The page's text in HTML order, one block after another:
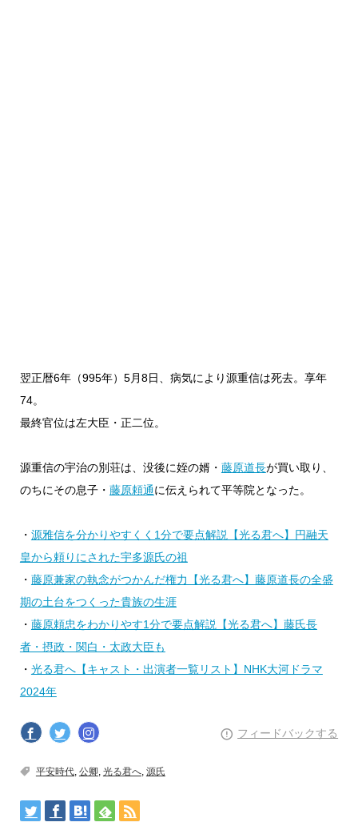
翌正暦6年（995年）5月8日、病気により源重信は死去。享年
74。
最終官位は左大臣・正二位。
源重信の宇治の別荘は、没後に姪の婿・ 藤原道長が買い取り、
のちにその息子・ 藤原頼通に伝えられて平等院となった。
・ 源雅信を分かりやすくく1分で要点解説【光る君へ】円融天
皇から頼りにされた宇多源氏の祖
・ 藤原兼家の執念がつかんだ権力【光る君へ】藤原道長の全盛
期の土台をつくった貴族の生涯
・ 藤原頼忠をわかりやす1分で要点解説【光る君へ】藤氏長
者・摂政・関白・太政大臣も
・ 光る君へ【キャスト・出演者一覧リスト】NHK大河ドラマ
2024年
フィードバックする
平安時代, 公卿 光る君へ, 源氏